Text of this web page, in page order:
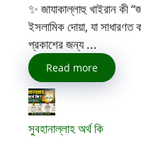
✨ জাযাকাল্লাহু খাইরান কী
ইসলামিক দোয়া, যা সাধারণত
প্রকাশের জন্য ...
Read more
সুবহানাল্লাহ অর্থ কি